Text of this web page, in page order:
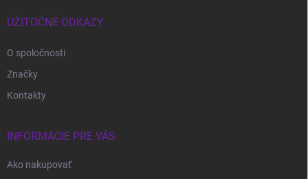
UŽITOČNÉ ODKAZY
O spoločnosti
Značky
Kontakty
INFORMÁCIE PRE VÁS
Ako nakupovať